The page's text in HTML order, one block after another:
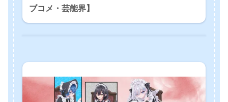
ブコメ・芸能界】